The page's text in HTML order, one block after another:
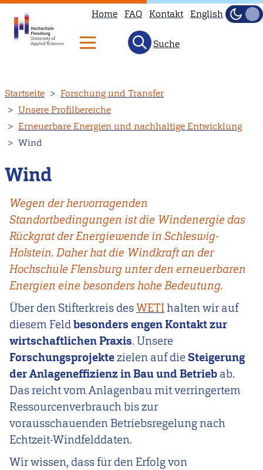
zum
Inhalt
Home FAQ Kontakt English
Hell
Suche
Startseite
Forschung und Transfer
Unsere Profilbereiche
Erneuerbare Energien und nachhaltige Entwicklung
Wind
Wind
Wegen der hervorragenden
Standortbedingungen ist die Windenergie das
Rückgrat der Energiewende in Schleswig-
Holstein. Daher hat die Windkraft an der
Hochschule Flensburg unter den erneuerbaren
Energien eine besonders hohe Bedeutung.
Über den Stifterkreis desWETIhalten wir auf
diesem Feldbesonders engen Kontakt zur
wirtschaftlichen Praxis. Unsere
Forschungsprojektezielen auf die Steigerung
der Anlageneffizienz in Bau und Betrieb ab.
Das reicht vom Anlagenbau mit verringertem
Ressourcenverbrauch bis zur
vorausschauenden Betriebsregelung nach
Echtzeit-Windfelddaten.
Wir wissen, dass für den Erfolg von